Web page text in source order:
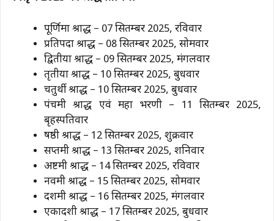
पूर्णिमा श्राद्ध – 07 सितम्बर 2025, रविवार
प्रतिपदा श्राद्ध – 08 सितम्बर 2025, सोमवार
द्वितीया श्राद्ध – 09 सितम्बर 2025, मंगलवार
तृतीया श्राद्ध – 10 सितम्बर 2025, बुधवार
चतुर्थी श्राद्ध – 10 सितम्बर 2025, बुधवार
पंचमी श्राद्ध एवं महा भरणी – 11 सितम्बर 2025,
बृहस्पतिवार
षष्ठी श्राद्ध – 12 सितम्बर 2025, शुक्रवार
सप्तमी श्राद्ध – 13 सितम्बर 2025, शनिवार
अष्टमी श्राद्ध – 14 सितम्बर 2025, रविवार
नवमी श्राद्ध – 15 सितम्बर 2025, सोमवार
दशमी श्राद्ध – 16 सितम्बर 2025, मंगलवार
एकादशी श्राद्ध – 17 सितम्बर 2025, बुधवार